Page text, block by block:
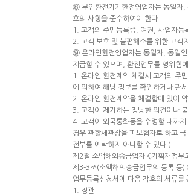
⑧ 무인환전기기환전영업자는 동일자,
호의 사항을 준수하여야 한다.
1. 고객의 주민등록증, 여권, 사업자등
2. 고객 보호 및 불편해소를 위한 고객
⑨ 온라인환전영업자는 동일자, 동일인
지급할 수 있으며, 환전업무를 영위함
1. 온라인 환전계약 체결시 고객의 주
에 의하여 해당 정보를 확인하거나 관
2. 온라인 환전계약을 체결함에 있어
3. 고객이 제기하는 정당한 의견이나
4. 고객이 외국통화등을 수령할 때까
경우 관할세관장을 피보험자로 하고
전부를 예탁하지 아니할 수 있다.)
제2절 소액해외송금업자 <기획재정
제3-3조(소액해외송금업무의 등록 등
업무등록신청서에 다음 각호의 서류
1. 정관